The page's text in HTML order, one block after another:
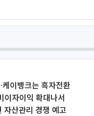
이뱅크는 흑자전환
자이익 확대나서
산관리 경쟁 예고